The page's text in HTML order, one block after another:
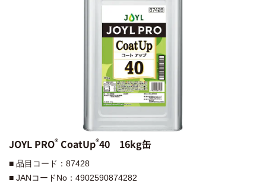
JOYL PRO®︎ CoatUp®︎40 16kg缶
■ 品目コード：87428
■ JANコードNo：4902590874282